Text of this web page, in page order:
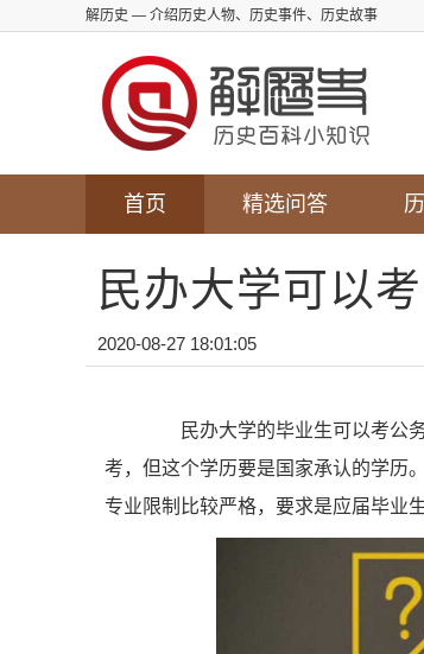
解历史 — 介绍历史人物、历史事件、历史故事
首页 精选问答
民办大学可以
2020-08-27 18:01:05
民办大学的毕业生可以考公务
考，但这个学历要是国家承认的学历
专业限制比较严格，要求是应届毕业